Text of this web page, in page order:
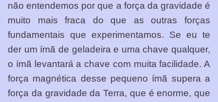
não entendemos por que a força da gravidade é
muito mais fraca do que as outras forças
fundamentais que experimentamos. Se eu te
der um ímã de geladeira e uma chave qualquer,
o ímã levantará a chave com muita facilidade. A
força magnética desse pequeno ímã supera a
força da gravidade da Terra, que é enorme, que